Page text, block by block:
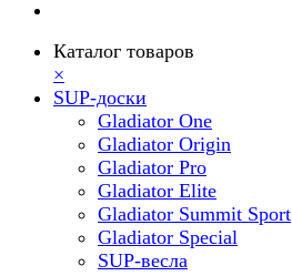
Каталог товаров
×
SUP-доски
Gladiator One
Gladiator Origin
Gladiator Pro
Gladiator Elite
Gladiator Summit Sport
Gladiator Special
SUP-весла